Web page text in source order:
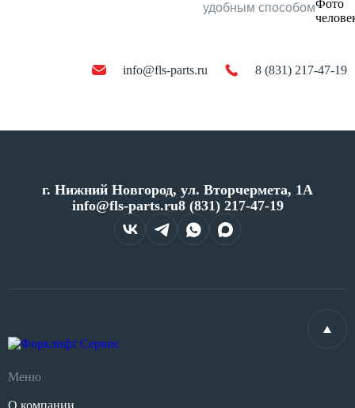
удобным способом
info@fls-parts.ru 8 (831) 217-47-19
г. Нижний Новгород, ул. Вторчермета, 1А
info@fls-parts.ru8 (831) 217-47-19
Меню